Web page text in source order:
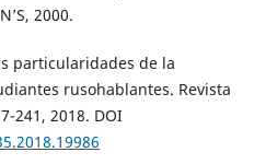
2000.
particularidades de la
rusohablantes. Revista
241, 2018. DOI